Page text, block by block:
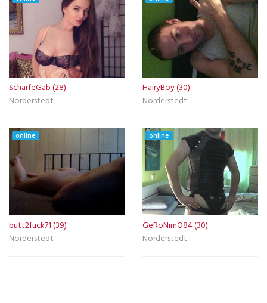
ScharfeGab (28)
Norderstedt
HairyBoy (30)
Norderstedt
online
butt2fuck71 (39)
Norderstedt
online
GeRoNimO84 (30)
Norderstedt